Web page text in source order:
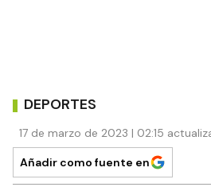
DEPORTES
17 de marzo de 2023 | 02:15
Añadir como fuente en